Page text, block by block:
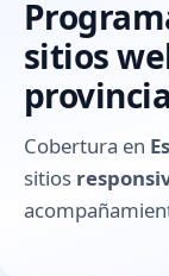
sitios
Cobertura en
sitios